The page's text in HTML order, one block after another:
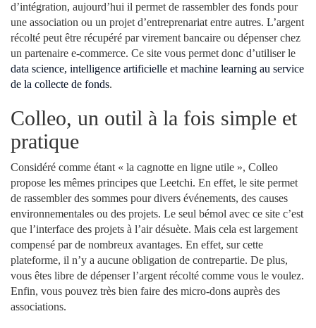
d’intégration, aujourd’hui il permet de rassembler des fonds pour
une association ou un projet d’entreprenariat entre autres. L’argent
récolté peut être récupéré par virement bancaire ou dépenser chez
un partenaire e-commerce. Ce site vous permet donc d’utiliser le
data science, intelligence artificielle et machine learning au service
de la collecte de fonds.
Colleo, un outil à la fois simple et
pratique
Considéré comme étant « la cagnotte en ligne utile », Colleo
propose les mêmes principes que Leetchi. En effet, le site permet
de rassembler des sommes pour divers événements, des causes
environnementales ou des projets. Le seul bémol avec ce site c’est
que l’interface des projets à l’air désuète. Mais cela est largement
compensé par de nombreux avantages. En effet, sur cette
plateforme, il n’y a aucune obligation de contrepartie. De plus,
vous êtes libre de dépenser l’argent récolté comme vous le voulez.
Enfin, vous pouvez très bien faire des micro-dons auprès des
associations.